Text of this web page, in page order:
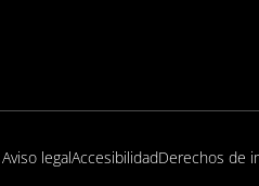
Aviso legalAccesibilidadDerechos de